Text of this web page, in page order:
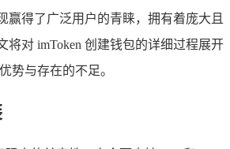
赢得了广泛用户的青睐，拥有着庞大且
将对 imToken 创建钱包的详细过程展开
势与存在的不足。